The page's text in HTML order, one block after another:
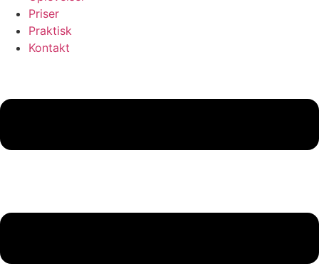
Priser
Praktisk
Kontakt